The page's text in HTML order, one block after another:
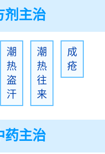
剂主治
潮
热
盗
汗
潮
热
往
来
成
疮
药主治